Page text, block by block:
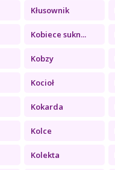
Kłusownik
Kobiece sukn...
Kobzy
Kocioł
Kokarda
Kolce
Kolekta